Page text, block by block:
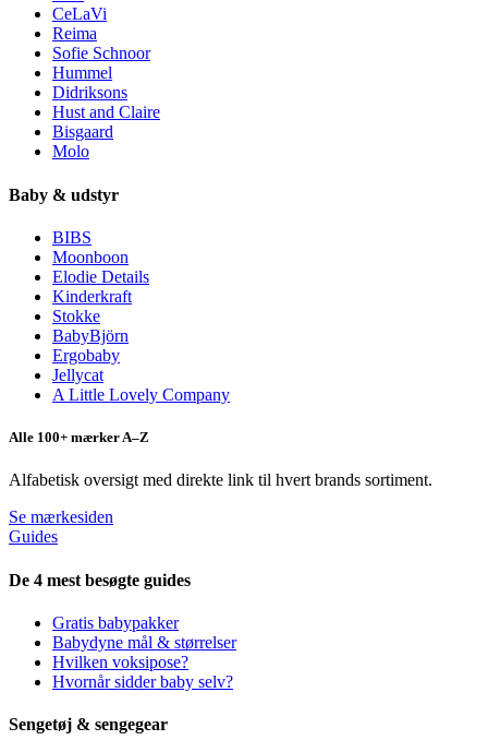
CeLaVi
Reima
Sofie Schnoor
Hummel
Didriksons
Hust and Claire
Bisgaard
Molo
Baby & udstyr
BIBS
Moonboon
Elodie Details
Kinderkraft
Stokke
BabyBjörn
Ergobaby
Jellycat
A Little Lovely Company
Alle 100+ mærker A–Z
Alfabetisk oversigt med direkte link til hvert brands sortiment.
Se mærkesiden
Guides
De 4 mest besøgte guides
Gratis babypakker
Babydyne mål & størrelser
Hvilken voksipose?
Hvornår sidder baby selv?
Sengetøj & sengegear